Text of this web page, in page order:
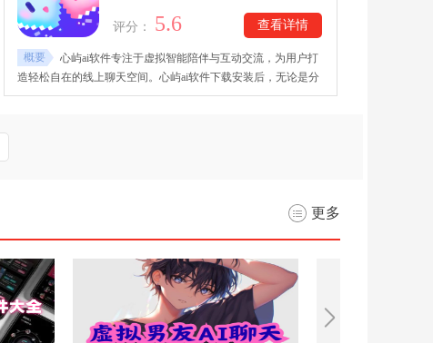
查看详情
评分： 5.6
概要
心屿ai软件专注于虚拟智能陪伴与互动交流，为用户打
造轻松自在的线上聊天空间。心屿ai软件下载安装后，无论是分
享日常心情、倾诉烦恼，还是寻找情感共鸣，都可以通过与AI角
更多